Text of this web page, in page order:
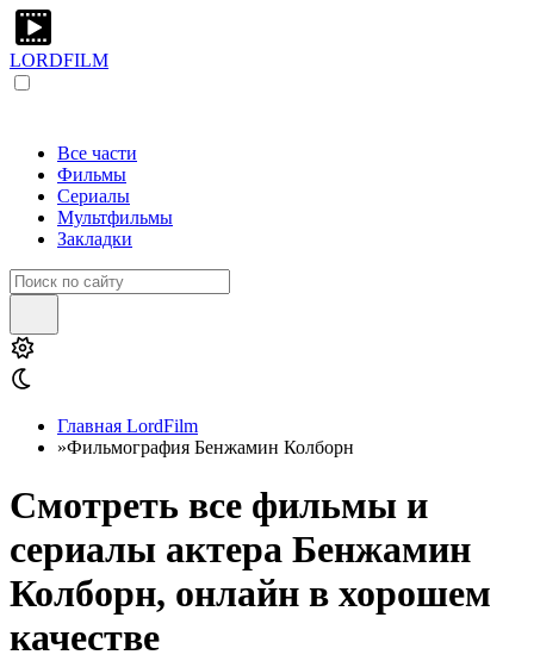
LORDFILM
Все части
Фильмы
Сериалы
Мультфильмы
Закладки
Главная LordFilm
»Фильмография Бенжамин Колборн
Смотреть все фильмы и
сериалы актера Бенжамин
Колборн, онлайн в хорошем
качестве